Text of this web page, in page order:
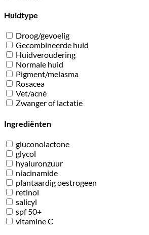
Huidtype
Droog/gevoelig
Gecombineerde huid
Huidveroudering
Normale huid
Pigment/melasma
Rosacea
Vet/acné
Zwanger of lactatie
Ingrediënten
gluconolactone
glycol
hyaluronzuur
niacinamide
plantaardig oestrogeen
retinol
salicyl
spf 50+
vitamine C